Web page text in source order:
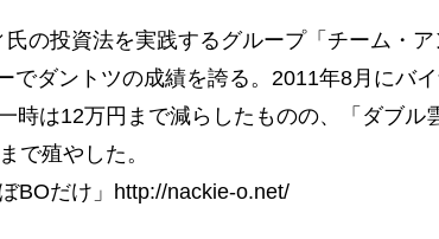
の投資法を実践するグループ「チーム・ア
でダントツの成績を誇る。2011年8月にバ
時は12万円まで減らしたものの、「ダブル
で殖やした。
BOだけ」http://nackie-o.net/